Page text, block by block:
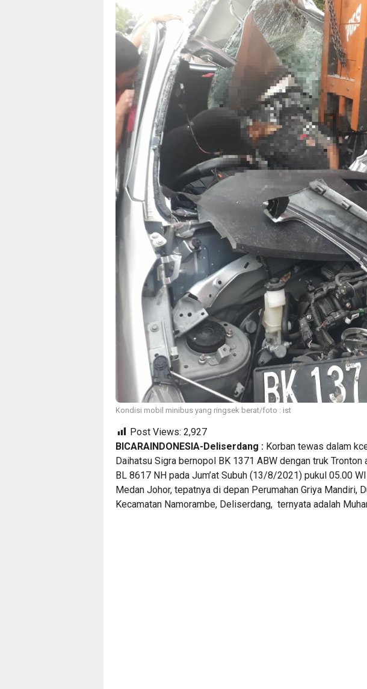
Kondisi mobil minibus yang ringsek berat/foto : ist
Post Views: 2,927
BICARAINDONESIA-Deliserdang : Korban tewas dalam
Daihatsu Sigra bernopol BK 1371 ABW dengan truk
BL 8617 NH pada Jum’at Subuh (13/8/2021) pukul 05.00
Medan Johor, tepatnya di depan Perumahan Griya Mandiri,
Kecamatan Namorambe, Deliserdang, ternyata adalah